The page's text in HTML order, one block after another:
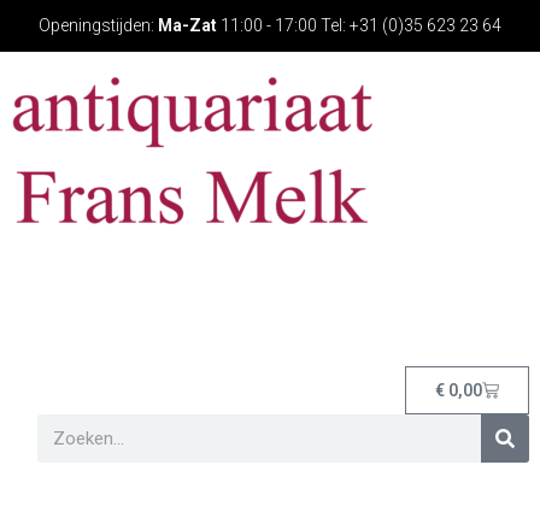
Openingstijden: Ma-Zat 11:00 - 17:00 Tel: +31 (0)35 623 23 64
€ 0,00